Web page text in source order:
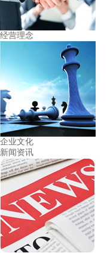
经营理念
企业文化
新闻资讯